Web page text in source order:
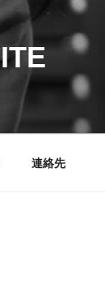
連絡先